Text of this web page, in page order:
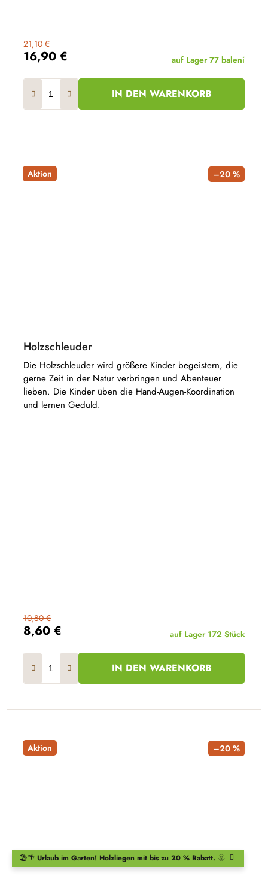
🏖️🌴 Urlaub im Garten! Holzliegen mit bis zu 20 % Rabatt. 🌞
16,90 €
21,10 €
auf Lager 77 balení
IN DEN WARENKORB
Aktion –20 %
Holzschleuder
8,60 €
10,80 €
auf Lager 172 Stück
IN DEN WARENKORB
Die Holzschleuder wird größere Kinder begeistern, die
gerne Zeit in der Natur verbringen und Abenteuer
lieben. Die Kinder üben die Hand-Augen-Koordination
und lernen Geduld.
Aktion –20 %